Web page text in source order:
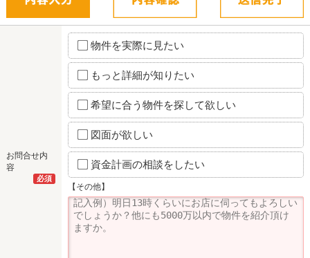
お問合せ内
容
必須
物件を実際に見たい
もっと詳細が知りたい
希望に合う物件を探して欲しい
図面が欲しい
資金計画の相談をしたい
【その他】